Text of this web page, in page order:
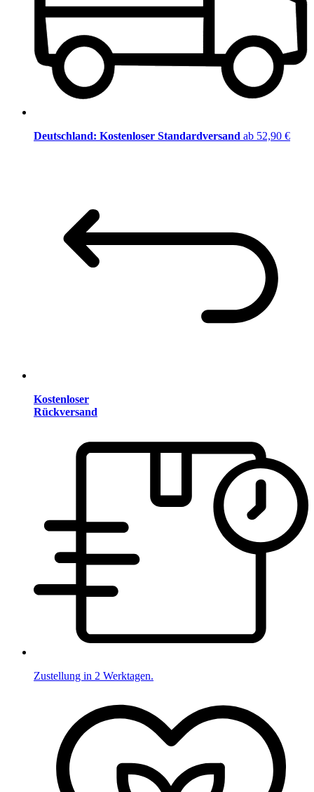
Deutschland: Kostenloser Standardversand ab 52,90 €
Kostenloser
Rückversand
Zustellung in 2 Werktagen.